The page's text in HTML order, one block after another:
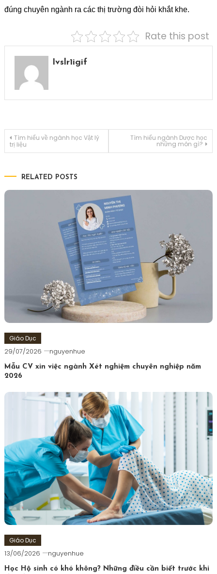
đúng chuyên ngành ra các thị trường đòi hỏi khắt khe.
Rate this post
Ivslr1igif
Điều
bài
Tìm hiểu về ngành học Vật lý
trị liệu
Tìm hiểu ngành Dược học
những môn gì?
RELATED POSTS
Giáo Dục
29/07/2026 nguyenhue
Mẫu CV xin việc ngành Xét nghiệm chuyên nghiệp năm
2026
Giáo Dục
13/06/2026 nguyenhue
Học Hộ sinh có khó không? Những điều cần biết trước khi